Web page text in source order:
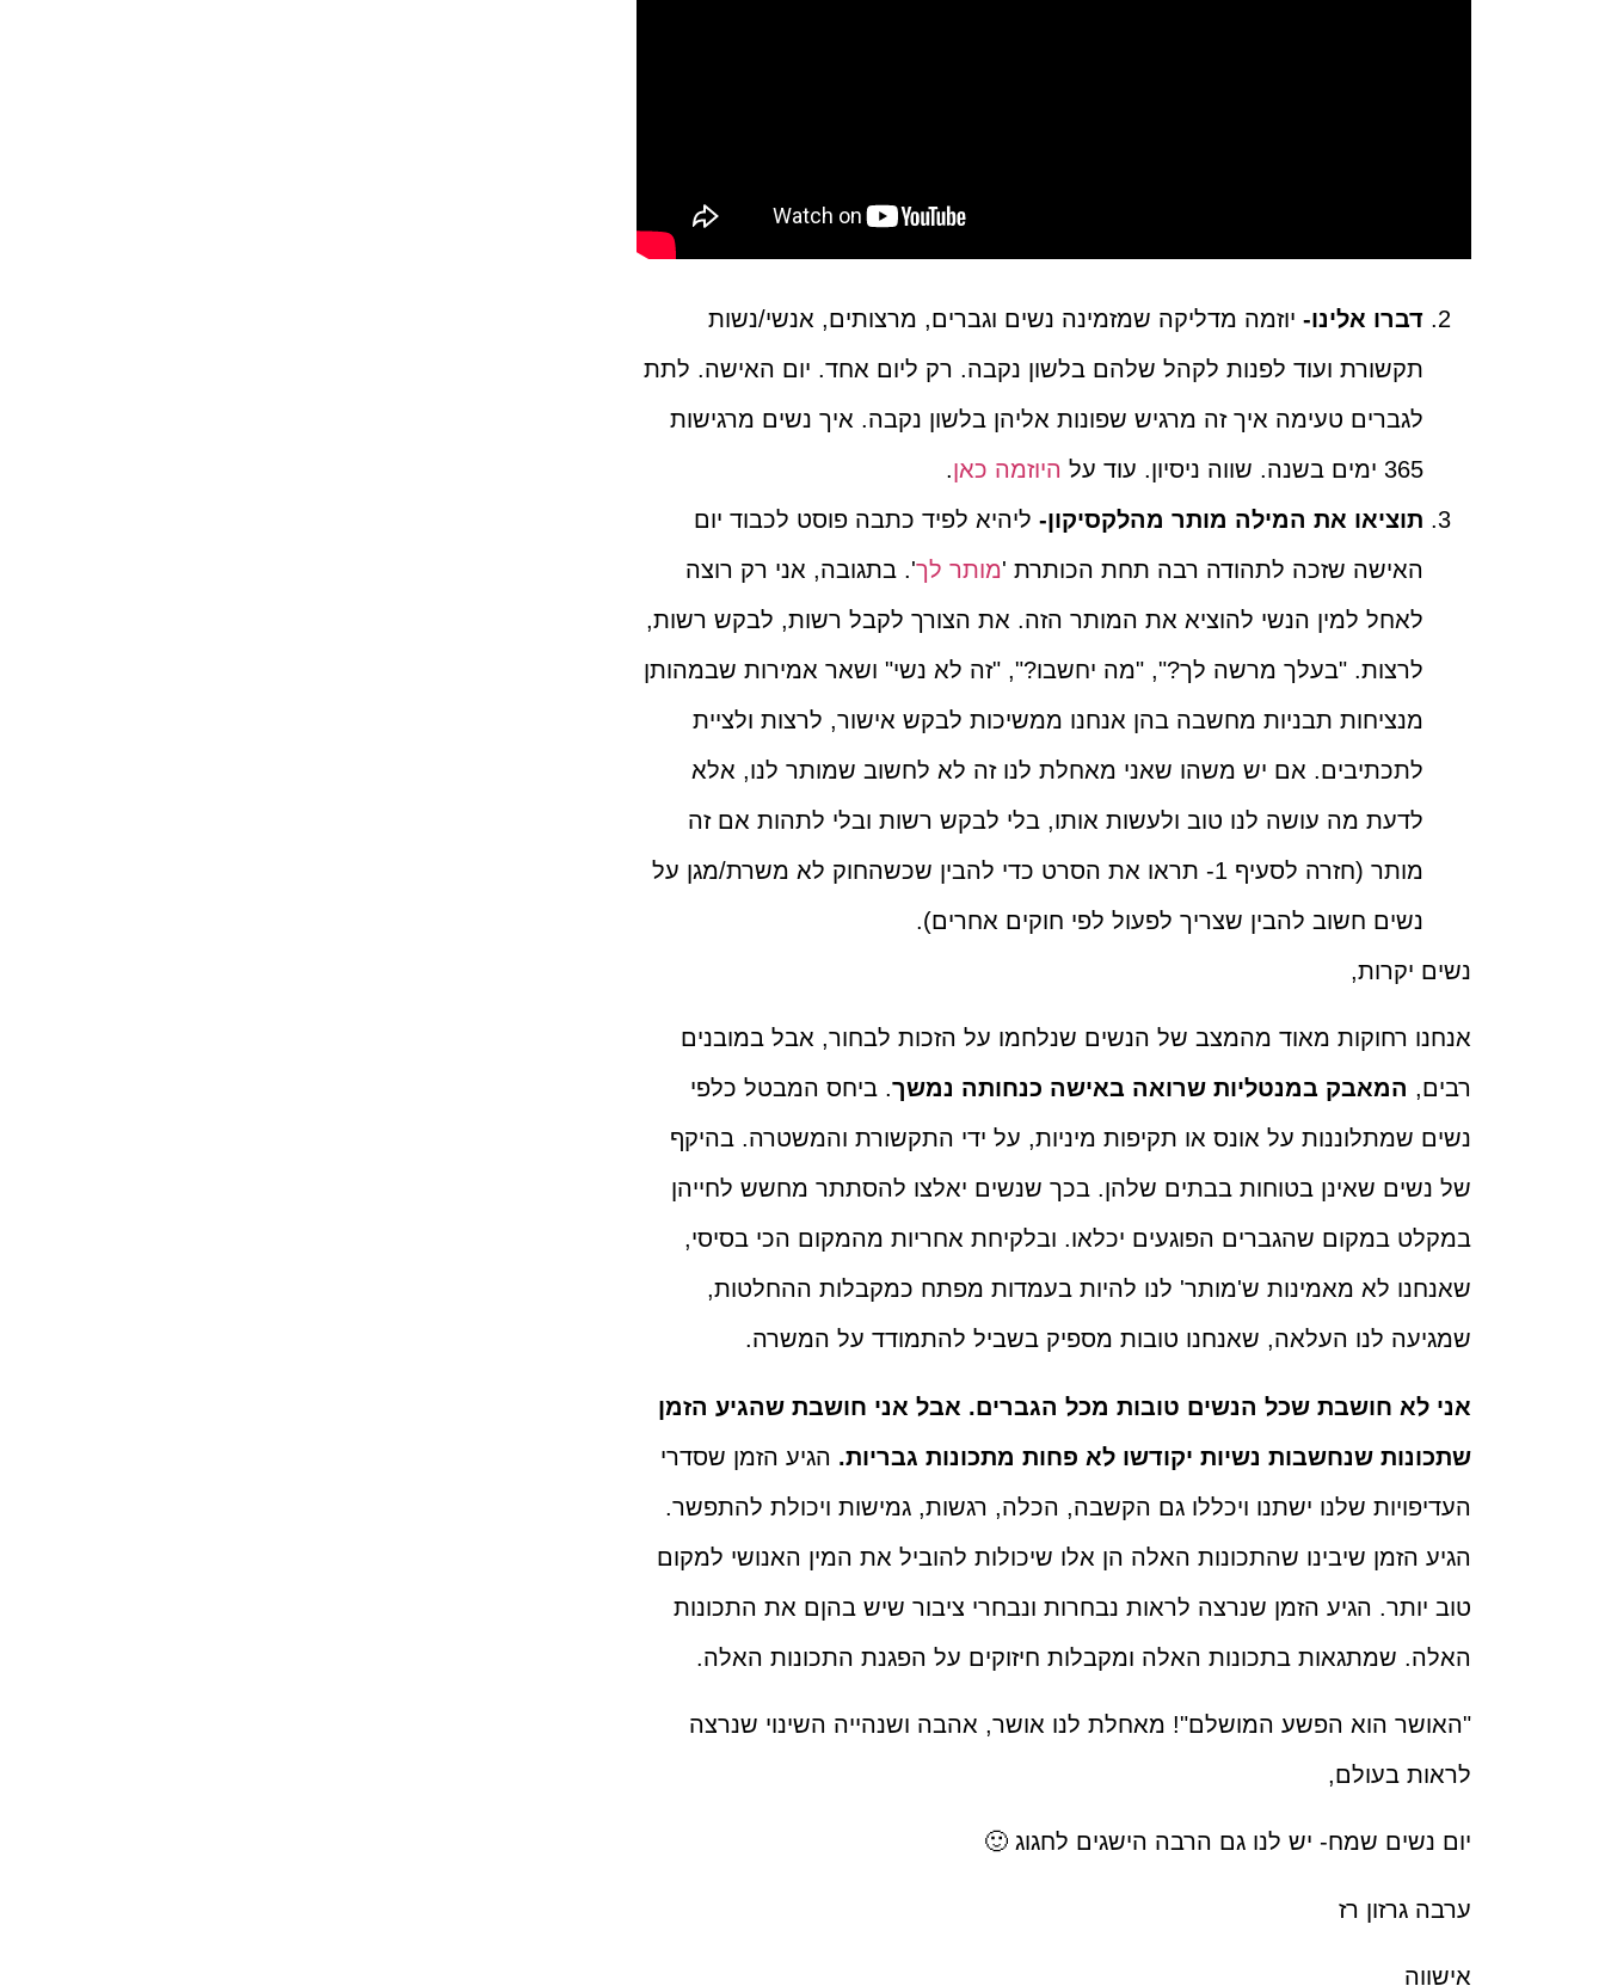
דברו אלינו- יוזמה מדליקה שמזמינה נשים וגברים, מרצותים, אנשי/נשות
תקשורת ועוד לפנות לקהל שלהם בלשון נקבה. רק ליום אחד. יום האישה. לתת
לגברים טעימה איך זה מרגיש שפונות אליהן בלשון נקבה. איך נשים מרגישות
365 ימים בשנה. שווה ניסיון. עוד על
היוזמה כאן.
תוציאו את המילה מותר מהלקסיקון- ליהיא לפיד כתבה פוסט לכבוד יום
האישה שזכה לתהודה רבה תחת הכותרת 'מותר לך'. בתגובה, אני רק רוצה
לאחל למין הנשי להוציא את המותר הזה. את הצורך לקבל רשות, לבקש רשות,
לרצות. "בעלך מרשה לך?", "מה יחשבו?", "זה לא נשי" ושאר אמירות שבמהותן
מנציחות תבניות מחשבה בהן אנחנו ממשיכות לבקש אישור, לרצות ולציית
לתכתיבים. אם יש משהו שאני מאחלת לנו זה לא לחשוב שמותר לנו, אלא
לדעת מה עושה לנו טוב ולעשות אותו, בלי לבקש רשות ובלי לתהות אם זה
מותר (חזרה לסעיף 1- תראו את הסרט כדי להבין שכשהחוק לא משרת/מגן על
נשים חשוב להבין שצריך לפעול לפי חוקים אחרים).
נשים יקרות,
אנחנו רחוקות מאוד מהמצב של הנשים שנלחמו על הזכות לבחור, אבל במובנים
רבים, המאבק במנטליות שרואה באישה כנחותה נמשך. ביחס המבטל כלפי
נשים שמתלוננות על אונס או תקיפות מיניות, על ידי התקשורת והמשטרה. בהיקף
של נשים שאינן בטוחות בבתים שלהן. בכך שנשים יאלצו להסתתר מחשש לחייהן
במקלט במקום שהגברים הפוגעים יכלאו. ובלקיחת אחריות מהמקום הכי בסיסי,
שאנחנו לא מאמינות ש'מותר' לנו להיות בעמדות מפתח כמקבלות ההחלטות,
שמגיעה לנו העלאה, שאנחנו טובות מספיק בשביל להתמודד על המשרה.
אני לא חושבת שכל הנשים טובות מכל הגברים. אבל אני חושבת שהגיע הזמן
שתכונות שנחשבות נשיות יקודשו לא פחות מתכונות גבריות. הגיע הזמן שסדרי
העדיפויות שלנו ישתנו ויכללו גם הקשבה, הכלה, רגשות, גמישות ויכולת להתפשר.
הגיע הזמן שיבינו שהתכונות האלה הן אלו שיכולות להוביל את המין האנושי למקום
טוב יותר. הגיע הזמן שנרצה לראות נבחרות ונבחרי ציבור שיש בהןם את התכונות
האלה. שמתגאות בתכונות האלה ומקבלות חיזוקים על הפגנת התכונות האלה.
"האושר הוא הפשע המושלם"! מאחלת לנו אושר, אהבה ושנהייה השינוי שנרצה
לראות בעולם,
יום נשים שמח- יש לנו גם הרבה הישגים לחגוג 🙂
ערבה גרזון רז
אישווה